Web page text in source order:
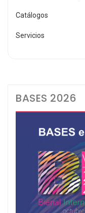
Catálogos
Servicios
BASES 2026